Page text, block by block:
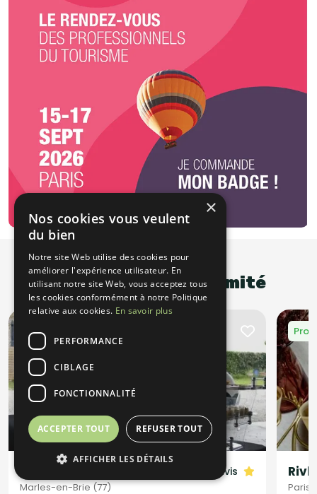
Promotions à proximité
Promotion
27 avis
Marles-en-Brie (77) Paris
×
Nos cookies vous veulent
du bien
Notre site Web utilise des cookies pour
améliorer l'expérience utilisateur. En
utilisant notre site Web, vous acceptez tous
les cookies conformément à notre Politique
relative aux cookies. En savoir plus
PERFORMANCE
CIBLAGE
FONCTIONNALITÉ
ACCEPTER TOUT REFUSER TOUT
AFFICHER LES DÉTAILS